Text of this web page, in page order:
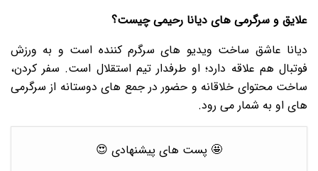
علایق و سرگرمی های دیانا رحیمی چیست؟
دیانا عاشق ساخت ویدیو های سرگرم کننده است و به ورزش
فوتبال هم علاقه دارد؛ او طرفدار تیم استقلال است. سفر کردن،
ساخت محتوای خلاقانه و حضور در جمع های دوستانه از سرگرمی
های او به شمار می رود.
🤩 پست های پیشنهادی 😍